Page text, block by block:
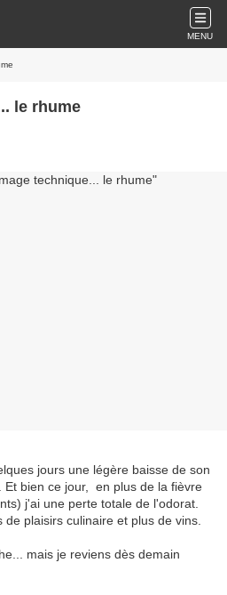
MENU
le rhume
jours une légère baisse de son
bien ce jour, en plus de la fièvre
j'ai une perte totale de l'odorat.
plaisirs culinaire et plus de vins.
mais je reviens dès demain